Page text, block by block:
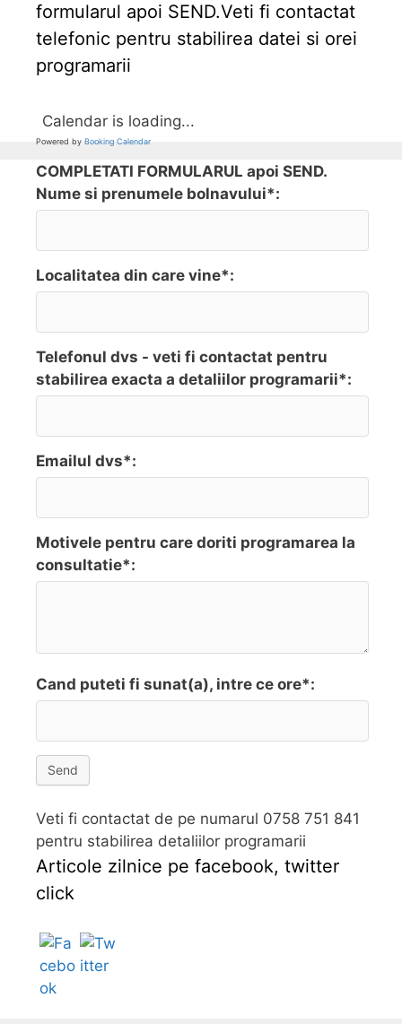
formularul apoi SEND.Veti fi contactat
telefonic pentru stabilirea datei si orei
programarii
Calendar is loading...
Powered by Booking Calendar
COMPLETATI FORMULARUL apoi SEND.
Nume si prenumele bolnavului*:
Localitatea din care vine*:
Telefonul dvs - veti fi contactat pentru
stabilirea exacta a detaliilor programarii*:
Emailul dvs*:
Motivele pentru care doriti programarea la
consultatie*:
Cand puteti fi sunat(a), intre ce ore*:
Send
Veti fi contactat de pe numarul 0758 751 841
pentru stabilirea detaliilor programarii
Articole zilnice pe facebook, twitter
click